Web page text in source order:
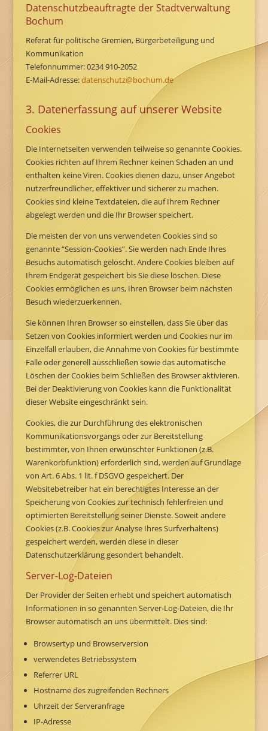
Datenschutzbeauftragte der Stadtverwaltung
Bochum
Referat für politische Gremien, Bürgerbeteiligung und
Kommunikation
Telefonnummer: 0234 910-2052
E-Mail-Adresse:datenschutz@bochum.de
3. Datenerfassung auf unserer Website
Cookies
Die Internetseiten verwenden teilweise so genannte Cookies.
Cookies richten auf Ihrem Rechner keinen Schaden an und
enthalten keine Viren. Cookies dienen dazu, unser Angebot
nutzerfreundlicher, effektiver und sicherer zu machen.
Cookies sind kleine Textdateien, die auf Ihrem Rechner
abgelegt werden und die Ihr Browser speichert.
Die meisten der von uns verwendeten Cookies sind so
genannte “Session-Cookies”. Sie werden nach Ende Ihres
Besuchs automatisch gelöscht. Andere Cookies bleiben auf
Ihrem Endgerät gespeichert bis Sie diese löschen. Diese
Cookies ermöglichen es uns, Ihren Browser beim nächsten
Besuch wiederzuerkennen.
Sie können Ihren Browser so einstellen, dass Sie über das
Setzen von Cookies informiert werden und Cookies nur im
Einzelfall erlauben, die Annahme von Cookies für bestimmte
Fälle oder generell ausschließen sowie das automatische
Löschen der Cookies beim Schließen des Browser aktivieren.
Bei der Deaktivierung von Cookies kann die Funktionalität
dieser Website eingeschränkt sein.
Cookies, die zur Durchführung des elektronischen
Kommunikationsvorgangs oder zur Bereitstellung
bestimmter, von Ihnen erwünschter Funktionen (z.B.
Warenkorbfunktion) erforderlich sind, werden auf Grundlage
von Art. 6 Abs. 1 lit. f DSGVO gespeichert. Der
Websitebetreiber hat ein berechtigtes Interesse an der
Speicherung von Cookies zur technisch fehlerfreien und
optimierten Bereitstellung seiner Dienste. Soweit andere
Cookies (z.B. Cookies zur Analyse Ihres Surfverhaltens)
gespeichert werden, werden diese in dieser
Datenschutzerklärung gesondert behandelt.
Server-Log-Dateien
Der Provider der Seiten erhebt und speichert automatisch
Informationen in so genannten Server-Log-Dateien, die Ihr
Browser automatisch an uns übermittelt. Dies sind:
Browsertyp und Browserversion
verwendetes Betriebssystem
Referrer URL
Hostname des zugreifenden Rechners
Uhrzeit der Serveranfrage
IP-Adresse